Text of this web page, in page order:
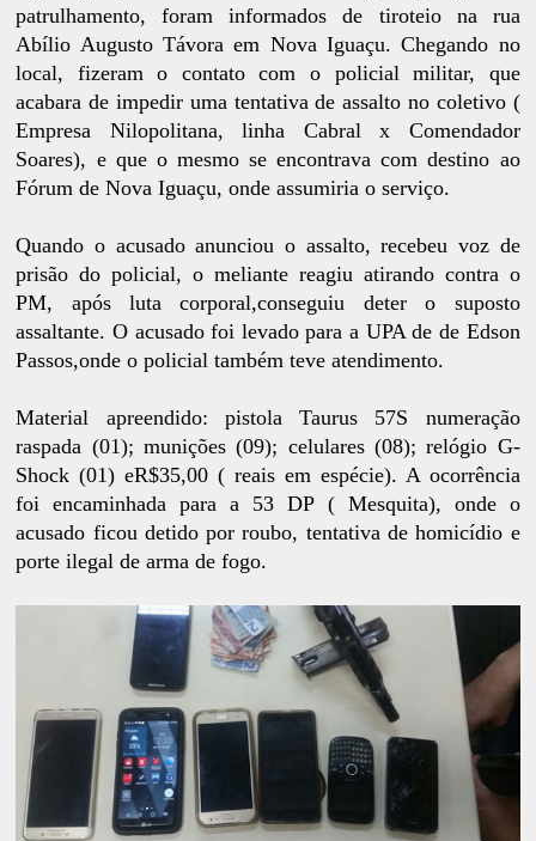
patrulhamento, foram informados de tiroteio na rua
Abílio Augusto Távora em Nova Iguaçu. Chegando no
local, fizeram o contato com o policial militar, que
acabara de impedir uma tentativa de assalto no coletivo (
Empresa Nilopolitana, linha Cabral x Comendador
Soares), e que o mesmo se encontrava com destino ao
Fórum de Nova Iguaçu, onde assumiria o serviço.
Quando o acusado anunciou o assalto, recebeu voz de
prisão do policial, o meliante reagiu atirando contra o
PM, após luta corporal,conseguiu deter o suposto
assaltante. O acusado foi levado para a UPA de de Edson
Passos,onde o policial também teve atendimento.
Material apreendido: pistola Taurus 57S numeração
raspada (01); munições (09); celulares (08); relógio G-
Shock (01) eR$35,00 ( reais em espécie). A ocorrência
foi encaminhada para a 53 DP ( Mesquita), onde o
acusado ficou detido por roubo, tentativa de homicídio e
porte ilegal de arma de fogo.